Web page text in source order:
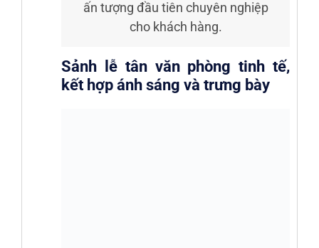
ấn tượng đầu tiên chuyên nghiệp
cho khách hàng.
Sảnh lễ tân văn phòng tinh tế,
kết hợp ánh sáng và trưng bày